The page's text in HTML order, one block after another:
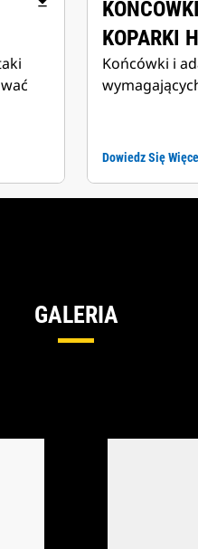
KOPARKI
Końcówki i
Dowiedz Się
GALERIA